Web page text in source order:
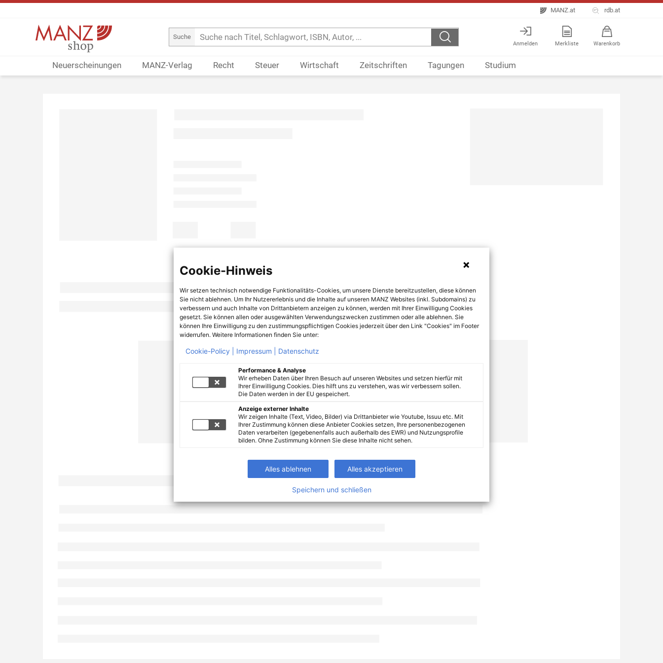
MANZ.at rdb.at
Suche
Anmelden Merkliste Warenkorb
Neuerscheinungen MANZ-Verlag Recht Steuer Wirtschaft Zeitschriften Tagungen Studium
Cookie-Hinweis
Wir setzen technisch notwendige Funktionalitäts-Cookies, um unsere Dienste bereitzustellen, diese können
Sie nicht ablehnen. Um Ihr Nutzererlebnis und die Inhalte auf unseren MANZ Websites (inkl. Subdomains) zu
verbessern und auch Inhalte von Drittanbietern anzeigen zu können, werden mit Ihrer Einwilligung Cookies
gesetzt. Sie können allen oder ausgewählten Verwendungszwecken zustimmen oder alle ablehnen. Sie
können Ihre Einwilligung zu den zustimmungspflichtigen Cookies jederzeit über den Link "Cookies" im Footer
widerrufen. Weitere Informationen finden Sie unter:
Cookie-Policy | Impressum | Datenschutz
Performance & Analyse
Wir erheben Daten über Ihren Besuch auf unseren Websites und setzen hierfür mit
Ihrer Einwilligung Cookies. Dies hilft uns zu verstehen, was wir verbessern sollen.
Die Daten werden in der EU gespeichert.
Anzeige externer Inhalte
Wir zeigen Inhalte (Text, Video, Bilder) via Drittanbieter wie Youtube, Issuu etc. Mit
Ihrer Zustimmung können diese Anbieter Cookies setzen, Ihre personenbezogenen
Daten verarbeiten (gegebenenfalls auch außerhalb des EWR) und Nutzungsprofile
bilden. Ohne Zustimmung können Sie diese Inhalte nicht sehen.
Alles ablehnen Alles akzeptieren
Speichern und schließen